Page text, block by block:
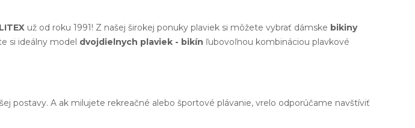
už od roku 1991! Z našej širokej ponuky plaviek si môžete vybrať dámske bikiny
si ideálny model dvojdielnych plaviek - bikín ľubovoľnou kombináciou plavkové
postavy. A ak milujete rekreačné alebo športové plávanie, vrelo odporúčame navštíviť